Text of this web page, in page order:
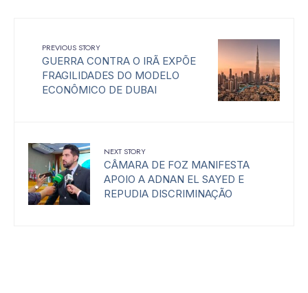
PREVIOUS STORY
GUERRA CONTRA O IRÃ EXPÕE
FRAGILIDADES DO MODELO
ECONÔMICO DE DUBAI
NEXT STORY
CÂMARA DE FOZ MANIFESTA
APOIO A ADNAN EL SAYED E
REPUDIA DISCRIMINAÇÃO